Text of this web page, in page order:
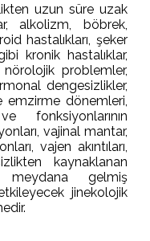
uzun süre uzak
alkolizm, böbrek,
hastalıkları, şeker
kronik hastalıklar,
problemler,
dengesizlikler,
emzirme dönemleri,
fonksiyonlarının
vajinal mantar,
vajen akıntıları,
kaynaklanan
meydana gelmiş
jinekolojik